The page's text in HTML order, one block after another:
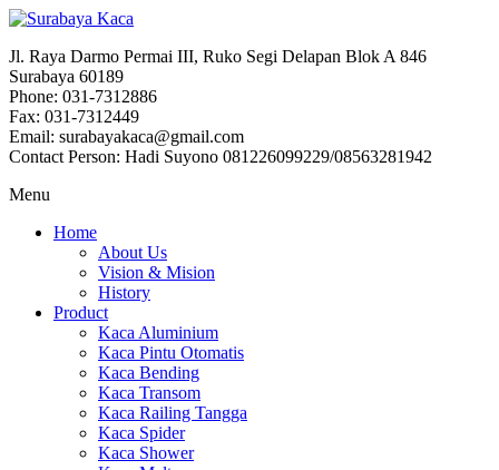
Jl. Raya Darmo Permai III, Ruko Segi Delapan Blok A 846
Surabaya 60189
Phone: 031-7312886
Fax: 031-7312449
Email: surabayakaca@gmail.com
Contact Person: Hadi Suyono 081226099229/08563281942
Menu
Home
About Us
Vision & Mision
History
Product
Kaca Aluminium
Kaca Pintu Otomatis
Kaca Bending
Kaca Transom
Kaca Railing Tangga
Kaca Spider
Kaca Shower